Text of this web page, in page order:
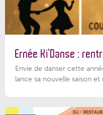
Ernée Ki’Danse :
Envie de danser cette
lance sa nouvelle saison et